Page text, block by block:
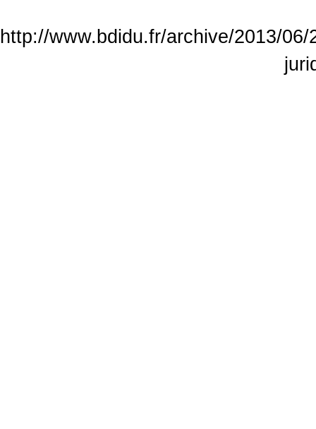
http://www.bdidu.fr/archive/2013/